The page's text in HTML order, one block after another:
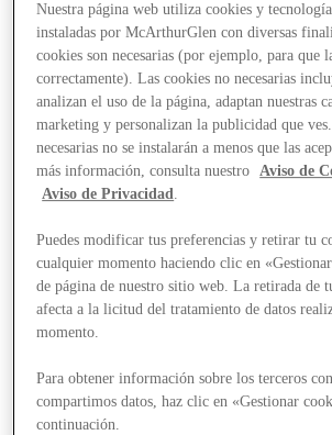
Stores
Nuestra página web utiliza cookies y
instaladas por McArthurGlen con diversas
cookies son necesarias (por ejemplo, para que
correctamente). Las cookies no necesarias
analizan el uso de la página, adaptan nuestras
marketing y personalizan la publicidad que
necesarias no se instalarán a menos que las
más información, consulta nuestro
Aviso de
Aviso de Privacidad.
Puedes modificar tus preferencias y retirar tu
cualquier momento haciendo clic en
de página de nuestro sitio web. La retirada de
afecta a la licitud del tratamiento de datos
momento.
Para obtener información sobre los terceros
compartimos datos, haz clic en «Gestionar
continuación.